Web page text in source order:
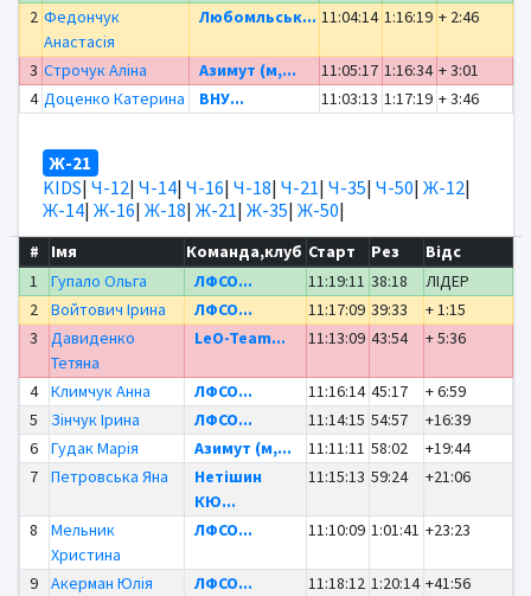
2 Федончук
Анастасія
Любомльськ... 11:04:14 1:16:19 + 2:46
3 Строчук Аліна Азимут (м,... 11:05:17 1:16:34 + 3:01
4 Доценко Катерина ВНУ... 11:03:13 1:17:19 + 3:46
Ж-21
KIDS| Ч-12| Ч-14| Ч-16| Ч-18| Ч-21| Ч-35| Ч-50| Ж-12|
Ж-14| Ж-16| Ж-18| Ж-21| Ж-35| Ж-50|
# Імя Команда,клуб Старт Рез
Відс
1
Гупало Ольга ЛФСО... 11:19:11 38:18
ЛІДЕР
2
Войтович Ірина ЛФСО... 11:17:09 39:33
+ 1:15
3
Давиденко
Тетяна
LeO-Team... 11:13:09 43:54 + 5:36
4 Климчук Анна ЛФСО... 11:16:14 45:17
+ 6:59
5
Зінчук Ірина ЛФСО... 11:14:15 54:57
+16:39
6
Гудак Марія Азимут (м,... 11:11:11 58:02
+19:44
7
Петровська Яна
Нетішин
КЮ...
11:15:13 59:24 +21:06
8
Мельник
Христина
ЛФСО... 11:10:09 1:01:41 +23:23
9 Акерман Юлія ЛФСО... 11:18:12 1:20:14 +41:56